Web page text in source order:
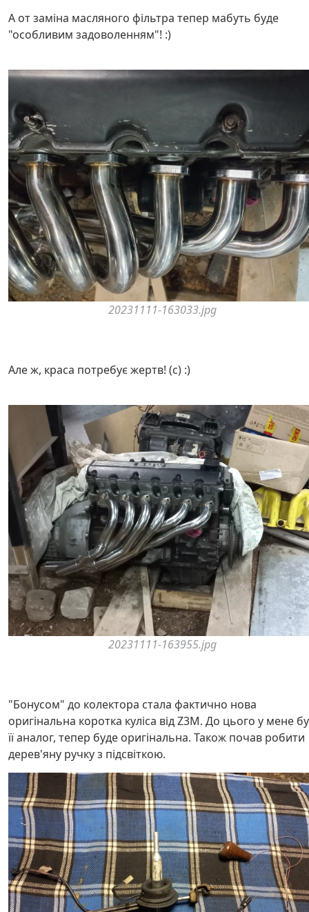
А от заміна масляного фільтра тепер мабуть буде
"особливим задоволенням"! :)
20231111-163033.jpg
Але ж, краса потребує жертв! (с) :)
20231111-163955.jpg
"Бонусом" до колектора стала фактично нова
оригінальна коротка куліса від Z3M. До цього у мене
її аналог, тепер буде оригінальна. Також почав робити
дерев'яну ручку з підсвіткою.